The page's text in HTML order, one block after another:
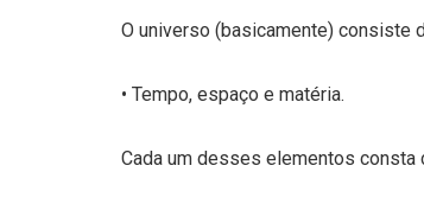
O universo (basicamente) consiste
• Tempo, espaço e matéria.
Cada um desses elementos consta